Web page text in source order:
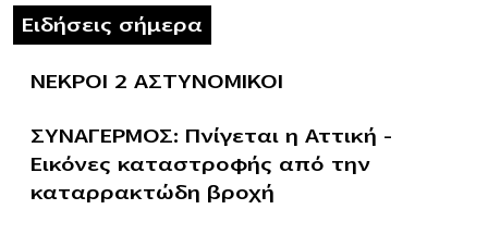
Ειδήσεις σήμερα
ΝΕΚΡΟΙ 2 ΑΣΤΥΝΟΜΙΚΟΙ
ΣΥΝΑΓΕΡΜΟΣ: Πνίγεται η Αττική –
Εικόνες καταστροφής από την
καταρρακτώδη βροχή